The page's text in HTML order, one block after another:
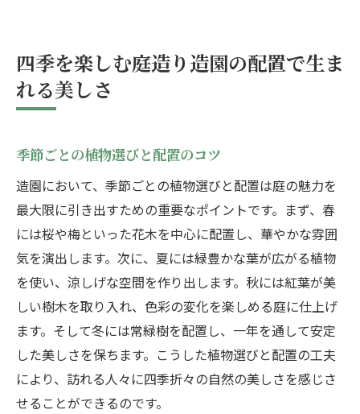
四季を楽しむ庭造り造園の配置で生ま
れる美しさ
季節ごとの植物選びと配置のコツ
造園において、季節ごとの植物選びと配置は庭の魅力を
最大限に引き出すための重要なポイントです。まず、春
には桜や梅といった花木を中心に配置し、華やかな雰囲
気を演出します。次に、夏には緑豊かな葉が広がる植物
を使い、涼しげな空間を作り出します。秋には紅葉が美
しい樹木を取り入れ、色彩の変化を楽しめる庭に仕上げ
ます。そして冬には常緑樹を配置し、一年を通して安定
した美しさを保ちます。こうした植物選びと配置の工夫
により、訪れる人々に四季折々の自然の美しさを感じさ
せることができるのです。